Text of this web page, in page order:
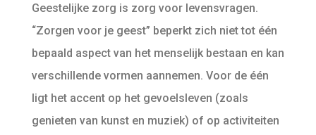
Geestelijke zorg is zorg voor levensvragen.
“Zorgen voor je geest” beperkt zich niet tot één
bepaald aspect van het menselijk bestaan en kan
verschillende vormen aannemen. Voor de één
ligt het accent op het gevoelsleven (zoals
genieten van kunst en muziek) of op activiteiten